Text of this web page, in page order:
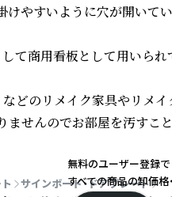
けやすいように穴が開い
て商用看板として用いられ
どのリメイク家具やリメイ
せんのでお部屋を汚すこ
サインボード・ドアプレート
無料のユーザー登録で
すべての商品の卸価格